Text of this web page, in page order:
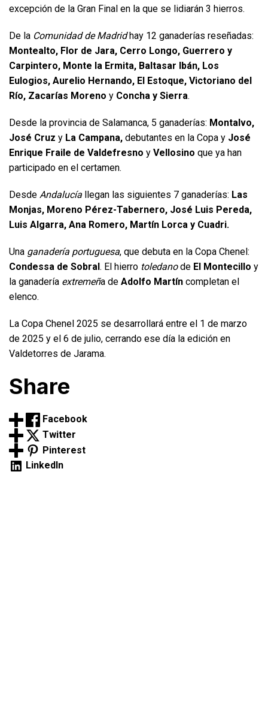
excepción de la Gran Final en la que se lidiarán 3 hierros.
De la Comunidad de Madridhay 12 ganaderías reseñadas:
Montealto, Flor de Jara, Cerro Longo, Guerrero y
Carpintero, Monte la Ermita, Baltasar Ibán, Los
Eulogios, Aurelio Hernando, El Estoque, Victoriano del
Río, Zacarías Moreno y Concha y Sierra.
Desde la provincia de Salamanca, 5 ganaderías: Montalvo,
José Cruz y La Campana, debutantes en la Copa y José
Enrique Fraile de Valdefresno y Vellosino que ya han
participado en el certamen.
Desde Andalucía llegan las siguientes 7 ganaderías: Las
Monjas, Moreno Pérez-Tabernero, José Luis Pereda,
Luis Algarra, Ana Romero, Martín Lorca y Cuadri.
Una ganadería portuguesa, que debuta en la Copa Chenel:
Condessa de Sobral. El hierro toledanode El Montecillo y
la ganadería extremeña de Adolfo Martín completan el
elenco.
La Copa Chenel 2025 se desarrollará entre el 1 de marzo
de 2025 y el 6 de julio, cerrando ese día la edición en
Valdetorres de Jarama.
Share
Facebook
Twitter
Pinterest
LinkedIn